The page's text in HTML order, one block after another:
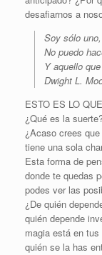
desafiarnos a
Soy sólo
No puedo
Y aquello
Dwight L.
ESTO ES LO
¿Qué es la
¿Acaso crees
tiene una sola
Esta forma de
donde te quedas
podes ver las
¿De quién
quién depende
magia está en
quién se la has